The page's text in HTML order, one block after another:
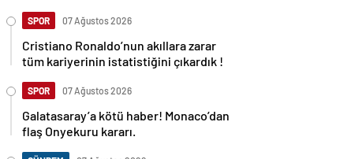
SPOR 07 Ağustos 2026
Cristiano Ronaldo’nun akıllara zarar
tüm kariyerinin istatistiğini çıkardık !
SPOR 07 Ağustos 2026
Galatasaray’a kötü haber! Monaco’dan
flaş Onyekuru kararı.